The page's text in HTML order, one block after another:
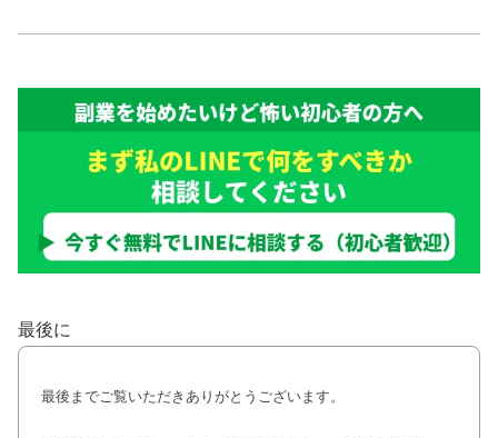
最後に
最後までご覧いただきありがとうございます。